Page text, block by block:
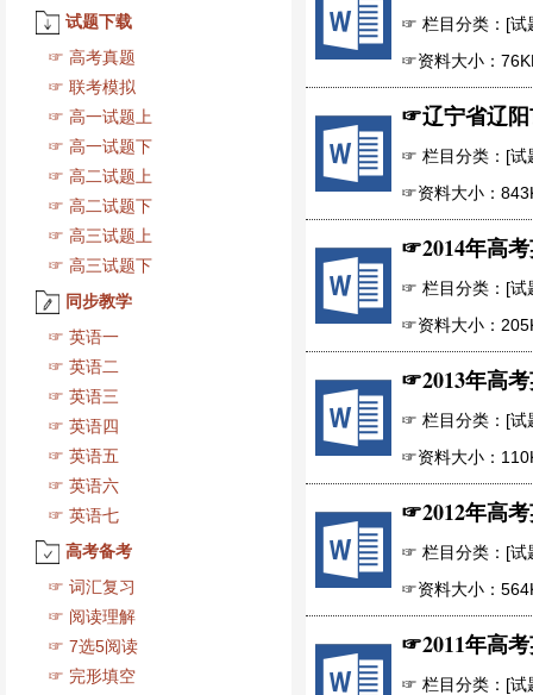
试题下载
☞ 高考真题
☞ 联考模拟
☞ 高一试题上
☞ 高一试题下
☞ 高二试题上
☞ 高二试题下
☞ 高三试题上
☞ 高三试题下
同步教学
☞ 英语一
☞ 英语二
☞ 英语三
☞ 英语四
☞ 英语五
☞ 英语六
☞ 英语七
高考备考
☞ 词汇复习
☞ 阅读理解
☞ 7选5阅读
☞ 完形填空
☞ 栏目分类：[试
☞资料大小：
☞辽宁省辽
☞ 栏目分类：[试
☞资料大小：
☞2014年高
☞ 栏目分类：[试
☞资料大小：
☞2013年高
☞ 栏目分类：[试
☞资料大小：
☞2012年高
☞ 栏目分类：[试
☞资料大小：
☞2011年高
☞ 栏目分类：[试